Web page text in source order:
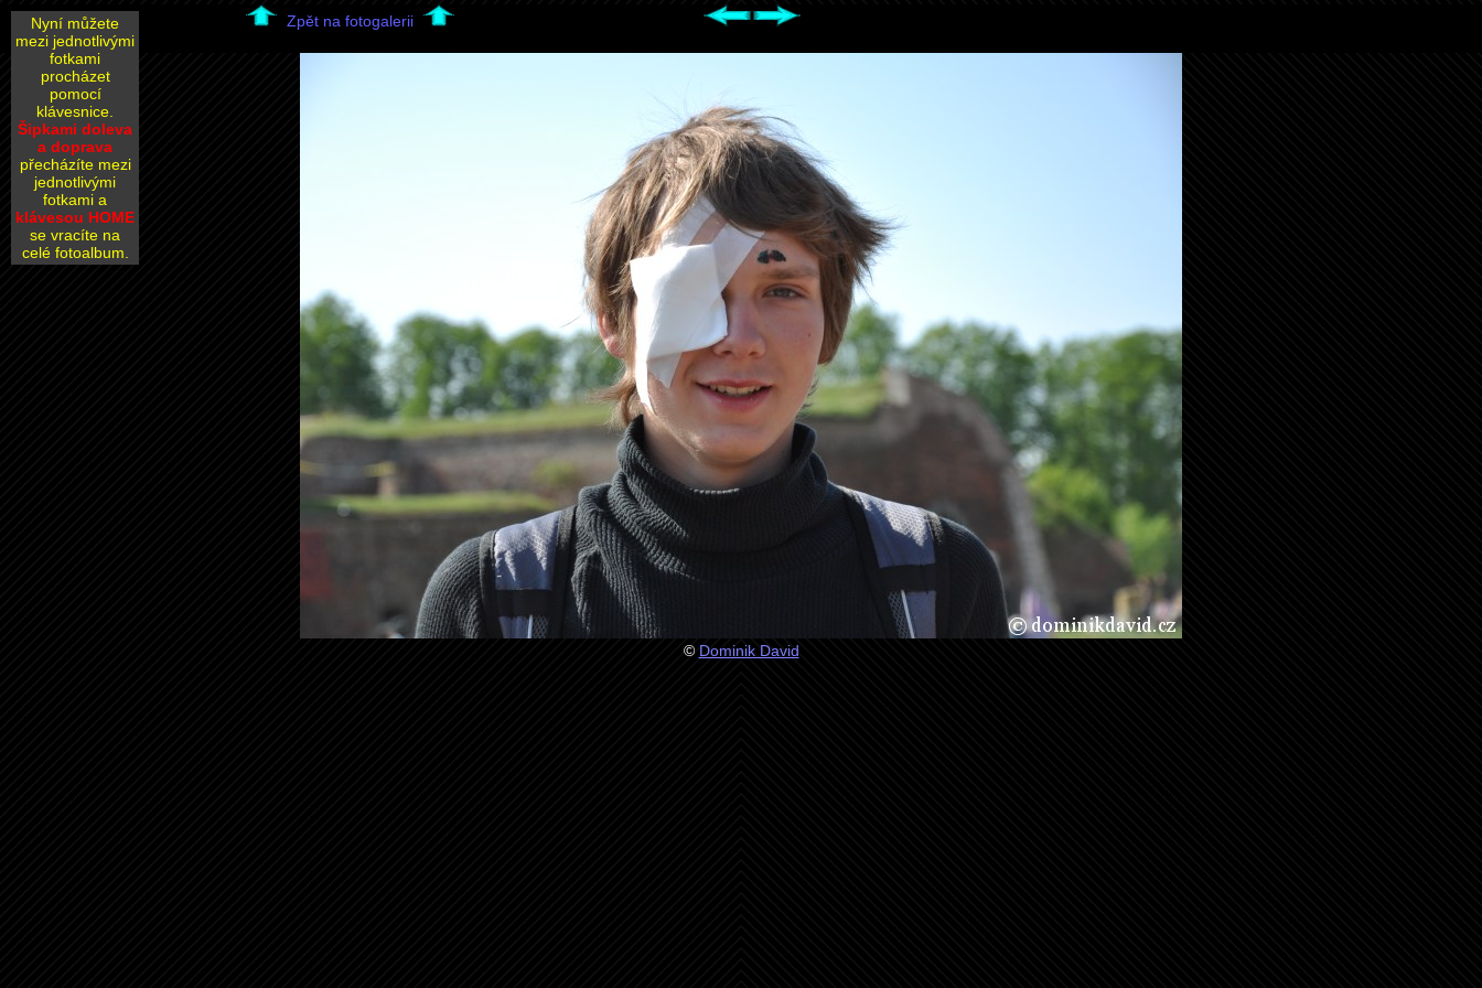
Nyní můžete
mezi jednotlivými
fotkami
procházet
pomocí
klávesnice.
Šipkami doleva
a doprava
přecházíte mezi
jednotlivými
fotkami a
klávesou HOME
se vracíte na
celé fotoalbum.
Zpět na fotogalerii
© Dominik David